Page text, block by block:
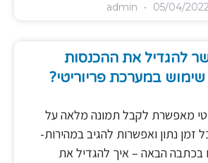
admin 05/04/
להגדיל את ההכנסות
במערכת פריוריטי?
מאפשרת לקבל תמונה מלאה על
זמן נתון ואפשרות להגיב במהירות-
בכתבה הבאה – איך להגדיל את